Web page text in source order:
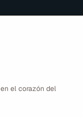
el corazón del